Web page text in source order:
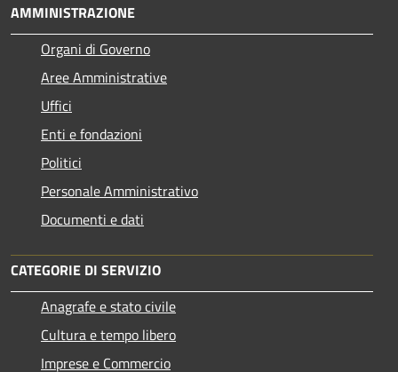
AMMINISTRAZIONE
Organi di Governo
Aree Amministrative
Uffici
Enti e fondazioni
Politici
Personale Amministrativo
Documenti e dati
CATEGORIE DI SERVIZIO
Anagrafe e stato civile
Cultura e tempo libero
Imprese e Commercio